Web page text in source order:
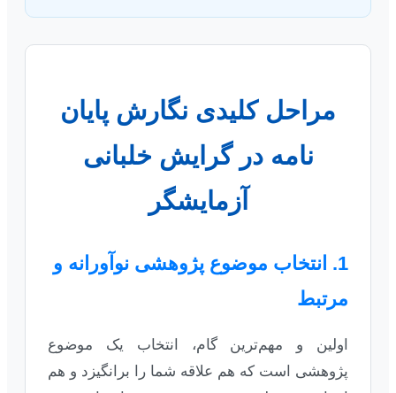
مراحل کلیدی نگارش پایان
نامه در گرایش خلبانی
آزمایشگر
1. انتخاب موضوع پژوهشی نوآورانه و
مرتبط
اولین و مهم‌ترین گام، انتخاب یک موضوع
پژوهشی است که هم علاقه شما را برانگیزد و هم